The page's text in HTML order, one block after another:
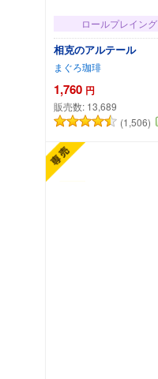
ロールプレイング
相克のアルテール
まぐろ珈琲
1,760 円
販売数: 13,689
(1,506)
カートに追加